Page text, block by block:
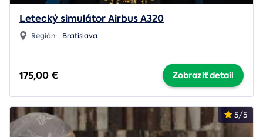
Letecký simulátor Airbus A320
Región: Bratislava
175,00 € Zobraziť detail
5/5